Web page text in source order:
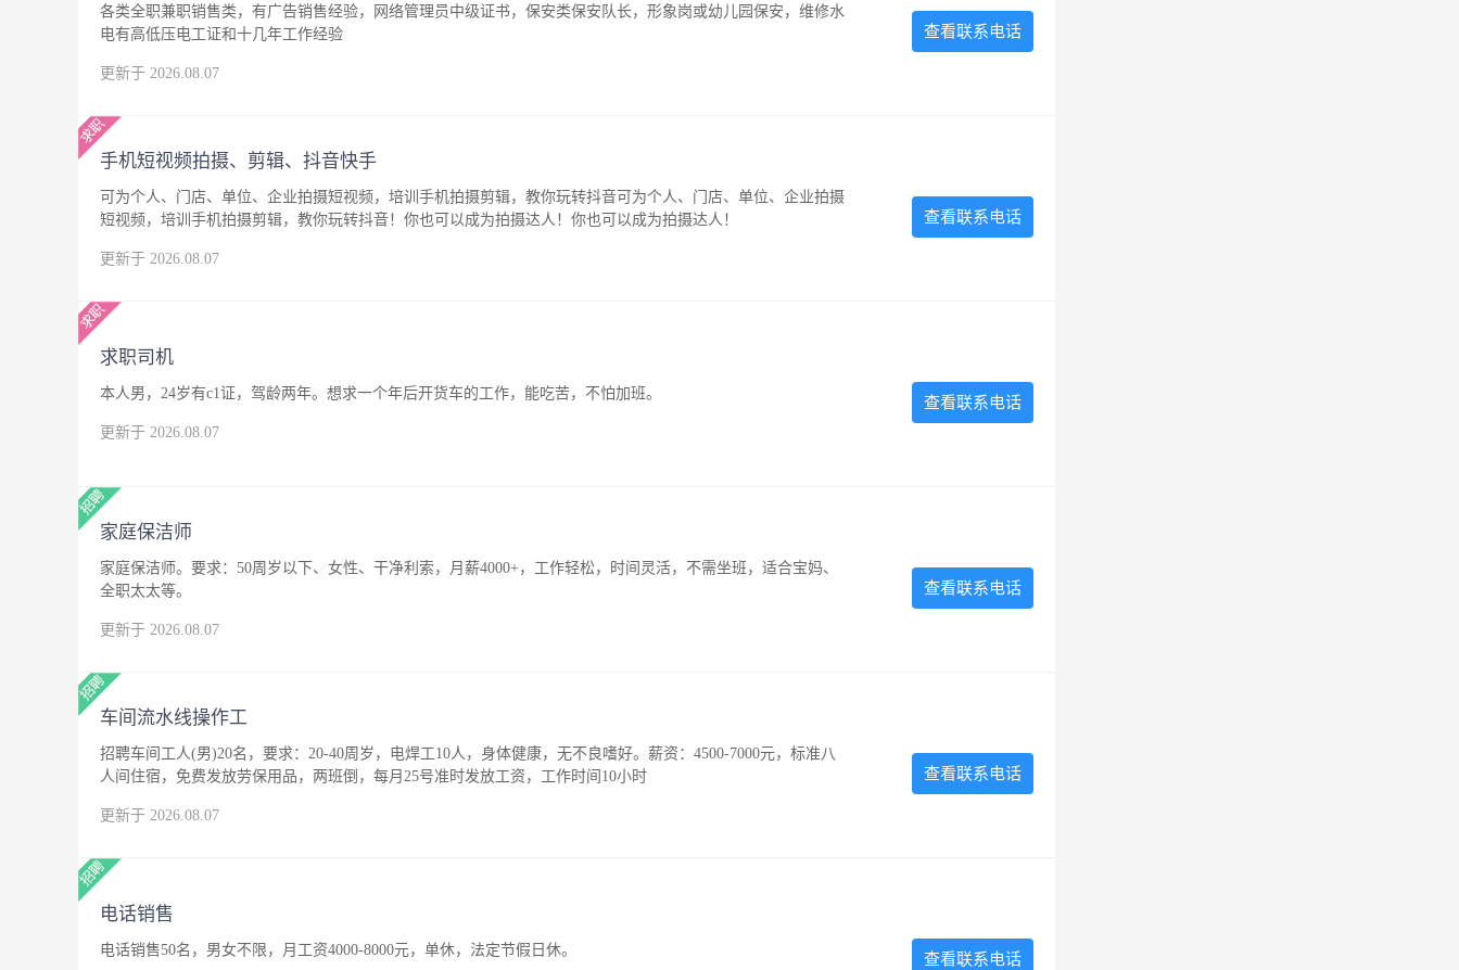
各类全职兼职销售类，有广告销售经验，网络管理员中级证书，保安类保安队长，形象岗或幼儿园保安，维修水
电有高低压电工证和十几年工作经验
更新于 2026.08.07
查看联系电话
手机短视频拍摄、剪辑、抖音快手
可为个人、门店、单位、企业拍摄短视频，培训手机拍摄剪辑，教你玩转抖音可为个人、门店、单位、企业拍摄
短视频，培训手机拍摄剪辑，教你玩转抖音！你也可以成为拍摄达人！你也可以成为拍摄达人！
更新于 2026.08.07
查看联系电话
求职司机
本人男，24岁有c1证，驾龄两年。想求一个年后开货车的工作，能吃苦，不怕加班。
更新于 2026.08.07
查看联系电话
家庭保洁师
家庭保洁师。要求：50周岁以下、女性、干净利索，月薪4000+，工作轻松，时间灵活，不需坐班，适合宝妈、
全职太太等。
更新于 2026.08.07
查看联系电话
车间流水线操作工
招聘车间工人(男)20名，要求：20-40周岁，电焊工10人，身体健康，无不良嗜好。薪资：4500-7000元，标准八
人间住宿，免费发放劳保用品，两班倒，每月25号准时发放工资，工作时间10小时
更新于 2026.08.07
查看联系电话
电话销售
电话销售50名，男女不限，月工资4000-8000元，单休，法定节假日休。 查看联系电话